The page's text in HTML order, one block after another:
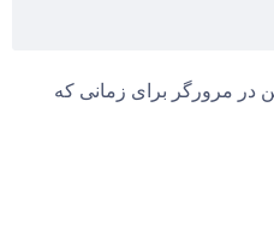
در مرورگر برای زمانی که